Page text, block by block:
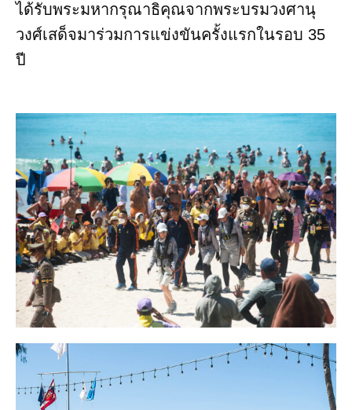
ได้รับพระมหากรุณาธิคุณจากพระบรมวงศานุ
วงศ์เสด็จมาร่วมการแข่งขันครั้งแรกในรอบ 35
ปี